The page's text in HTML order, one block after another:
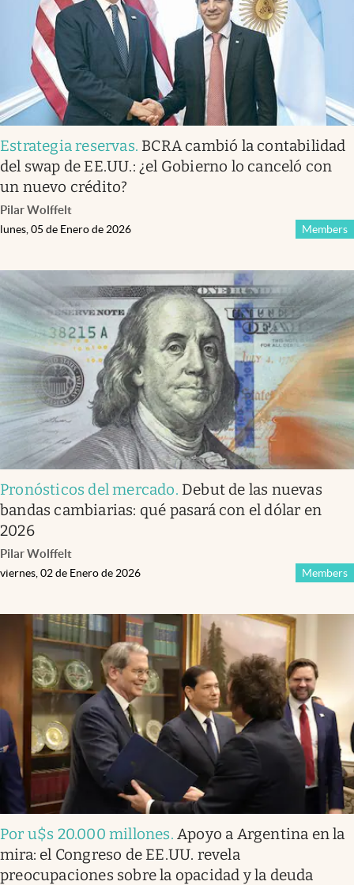
Estrategia reservas. BCRA cambió la contabilidad
del swap de EE.UU.: ¿el Gobierno lo canceló con
un nuevo crédito?
Pilar Wolffelt
Members
lunes, 05 de Enero de 2026
Pronósticos del mercado. Debut de las nuevas
bandas cambiarias: qué pasará con el dólar en
2026
Pilar Wolffelt
Members
viernes, 02 de Enero de 2026
Por u$s 20.000 millones.Apoyo a Argentina en la
mira: el Congreso de EE.UU. revela
preocupaciones sobre la opacidad y la deuda